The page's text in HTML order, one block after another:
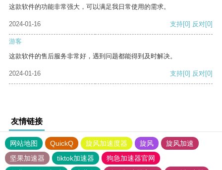
这款软件的功能非常强大，可以满足我日常使用的需求。
2024-01-16 支持[0] 反对[0]
游客
这款软件的售后服务非常好，遇到问题都能得到及时解决。
2024-01-16 支持[0] 反对[0]
友情链接
网站地图 QuickQ 旋风加速度器 旋风
旋风加速
坚果加速器
tiktok加速器
狗急加速器官网